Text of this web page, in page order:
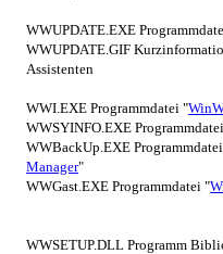
WWUPDATE.EXE
WWUPDATE.GIF
Assistenten
WWI.EXE Programmdatei "
WWSYINFO.EXE
WWBackUp.EXE
Manager"
WWGast.EXE Programmdatei "
WWSETUP.DLL Programm